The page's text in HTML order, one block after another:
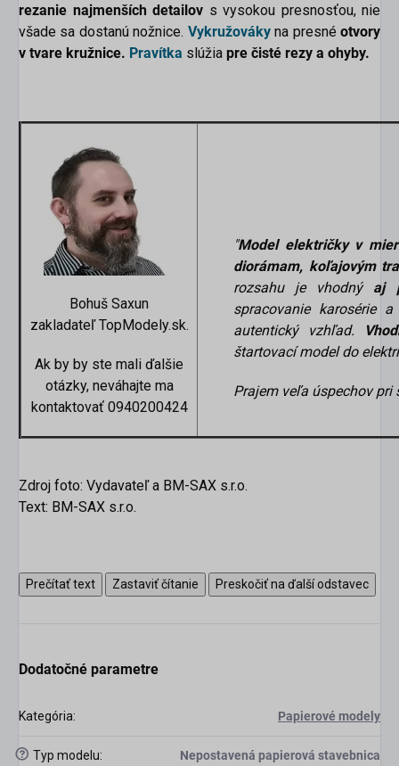
rezanie najmenších detailov s vysokou presnosťou, nie
všade sa dostanú nožnice. Vykružováky na presnéotvory
v tvare kružnice. Pravítka slúžia pre čisté rezy a ohyby.
Bohuš Saxun
zakladateľ TopModely.sk.
Ak by by ste mali ďalšie
otázky, neváhajte ma
kontaktovať 0940200424
"Model električky v
diorámam, koľajovým
rozsahu je vhodný aj
spracovanie karosérie
autentický vzhľad.
štartovací model do
Prajem veľa úspechov pri
Zdroj foto: Vydavateľ a BM-SAX s.r.o.
Text: BM-SAX s.r.o.
Prečítať text Zastaviť čítanie Preskočiť na ďalší odstavec
Dodatočné parametre
Kategória: Papierové modely
? Typ modelu: Nepostavená papierová stavebnica